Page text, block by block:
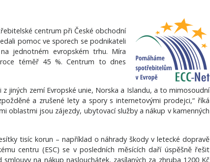
centrum při České obchodní
pomoc ve sporech se podnikateli
jednotném evropském trhu. Míra
téměř 45 %. Centrum to dnes
jiných zemí Evropské unie, Norska a Islandu, a to mimosoudní
a zrušené lety a spory s internetovými prodejci,“ říká
oblastmi jsou zájezdy, ubytovací služby a nákup v kamenných
tisíc korun – například o náhrady škody v letecké dopravě
centru (ESC) se v posledních měsících daří úspěšně řešit
na nákup naslouchátek, zasílaných za zhruba 1200 Kč